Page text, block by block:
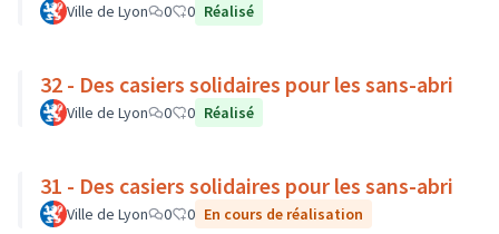
Ville de Lyon 0 0 Réalisé
32 - Des casiers solidaires pour les sans-abri
Ville de Lyon 0 0 Réalisé
31 - Des casiers solidaires pour les sans-abri
Ville de Lyon 0 0 En cours de réalisation